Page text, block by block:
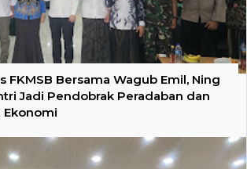
FKMSB Bersama Wagub Emil, Ning
Jadi Pendobrak Peradaban dan
Ekonomi